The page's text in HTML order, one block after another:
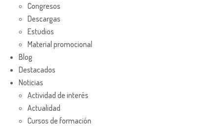
Congresos
Descargas
Estudios
Material promocional
Blog
Destacados
Noticias
Actividad de interés
Actualidad
Cursos de formación